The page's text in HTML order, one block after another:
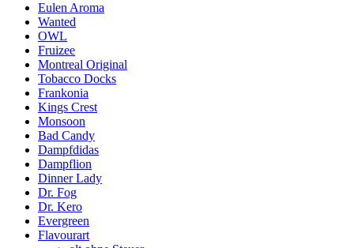
Eulen Aroma
Wanted
OWL
Fruizee
Montreal Original
Tobacco Docks
Frankonia
Kings Crest
Monsoon
Bad Candy
Dampfdidas
Dampflion
Dinner Lady
Dr. Fog
Dr. Kero
Evergreen
Flavourart